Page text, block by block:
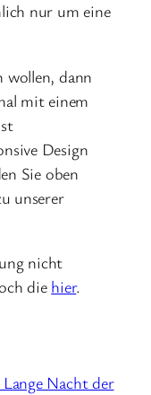
nur um eine
wollen, dann
mit einem
Design
Sie oben
unserer
nicht
die hier.
Lange Nacht der